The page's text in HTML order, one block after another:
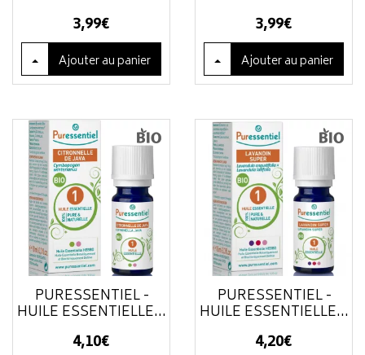
3,99€
Ajouterau panier
3,99€
Ajouterau panier
PURESSENTIEL -
HUILE ESSENTIELLE...
4,10€
PURESSENTIEL -
HUILE ESSENTIELLE...
4,20€